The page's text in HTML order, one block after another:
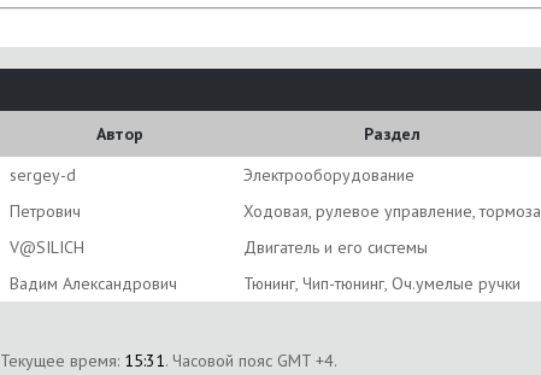
Автор Раздел
sergey-d Электрооборудование
Пeтрович Ходовая, рулевое управление, тормоза
V@SILICH Двигатель и его системы
Вадим Александрович Тюнинг, Чип-тюнинг, Оч.умелые ручки
Текущее время: 15:31. Часовой пояс GMT +4.